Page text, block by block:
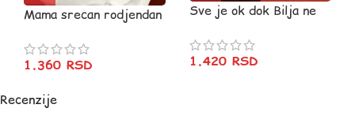
Mama srecan rodjendan
1.360 RSD
Sve je ok dok Bilja ne
1.420 RSD
Recenzije